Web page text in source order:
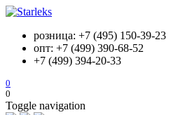
розница: +7 (495) 150-39-23
опт: +7 (499) 390-68-52
+7 (499) 394-20-33
0
0
Toggle navigation